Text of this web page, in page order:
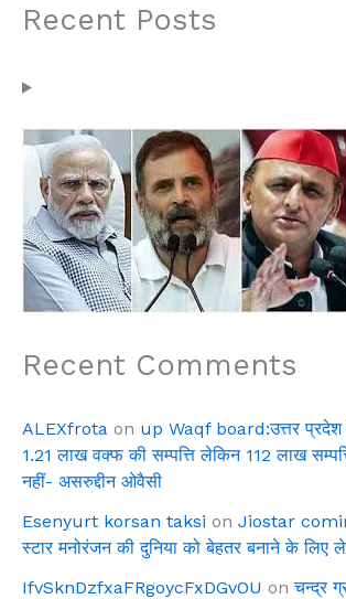
Recent Posts
Recent Comments
ALEXfrota on up Waqf board:उत्तर प्रदेश
1.21 लाख वक्फ की सम्पत्ति लेकिन 112 लाख
नहीं- असरुद्दीन ओवैसी
Esenyurt korsan taksi on Jiostar
स्टार मनोरंजन की दुनिया को बेहतर बनाने के
IfvSknDzfxaFRgoycFxDGvOU onचन्द्र